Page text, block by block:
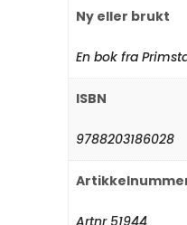
Ny eller brukt
En bok fra
ISBN
9788203186028
Artnr 51944